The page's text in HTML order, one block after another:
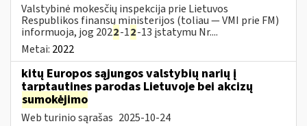
Valstybinė mokesčių inspekcija prie Lietuvos
Respublikos finansų ministerijos (toliau — VMI prie FM)
informuoja, jog 2022-12-13 įstatymu Nr....
Metai: 2022
kitų Europos sąjungos valstybių narių į
tarptautines parodas Lietuvoje bei akcizų
sumokėjimo
Web turinio sąrašas 2025-10-24